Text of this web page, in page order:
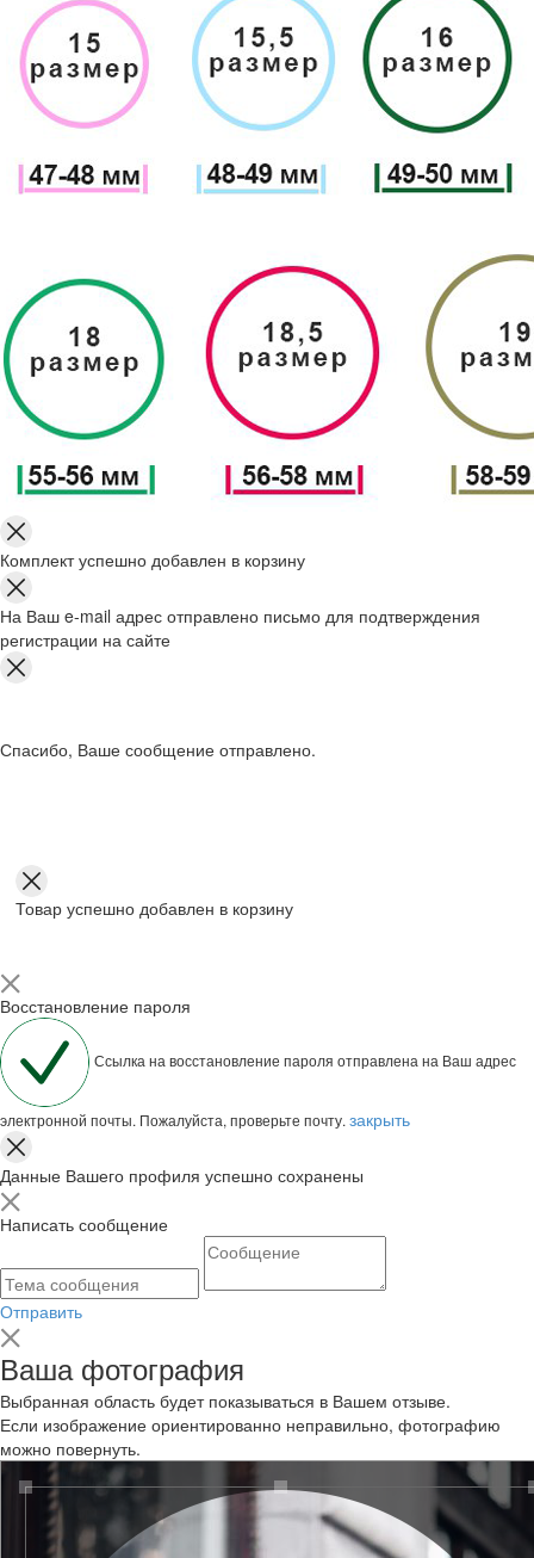
Комплект успешно добавлен в корзину
На Ваш e-mail адрес отправлено письмо для подтверждения
регистрации на сайте
Спасибо, Ваше сообщение отправлено.
Товар успешно добавлен в корзину
Восстановление пароля
Ссылка на восстановление пароля отправлена на Ваш адрес
электронной почты. Пожалуйста, проверьте почту. закрыть
Данные Вашего профиля успешно сохранены
Написать сообщение
Отправить
Ваша фотография
Выбранная область будет показываться в Вашем отзыве.
Если изображение ориентированно неправильно, фотографию
можно повернуть.